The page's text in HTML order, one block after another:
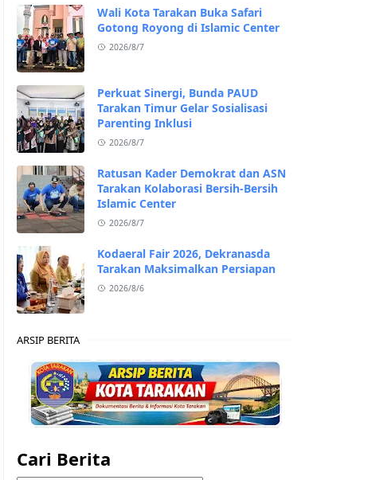
Wali Kota Tarakan Buka Safari
Gotong Royong di Islamic Center
2026/8/7
Perkuat Sinergi, Bunda PAUD
Tarakan Timur Gelar Sosialisasi
Parenting Inklusi
2026/8/7
Ratusan Kader Demokrat dan ASN
Tarakan Kolaborasi Bersih-Bersih
Islamic Center
2026/8/7
Kodaeral Fair 2026, Dekranasda
Tarakan Maksimalkan Persiapan
2026/8/6
ARSIP BERITA
Cari Berita